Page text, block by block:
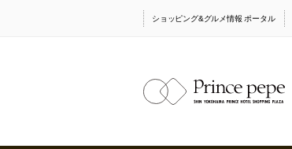
ショッピング&グルメ情報 ポータル